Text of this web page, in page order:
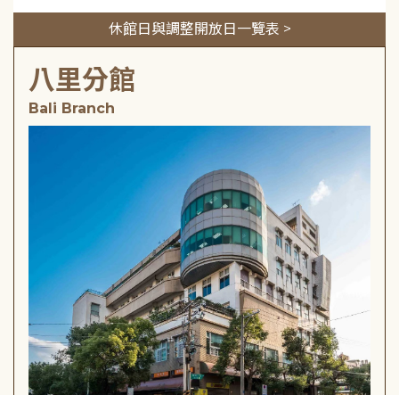
休館日與調整開放日一覽表 >
八里分館
Bali Branch